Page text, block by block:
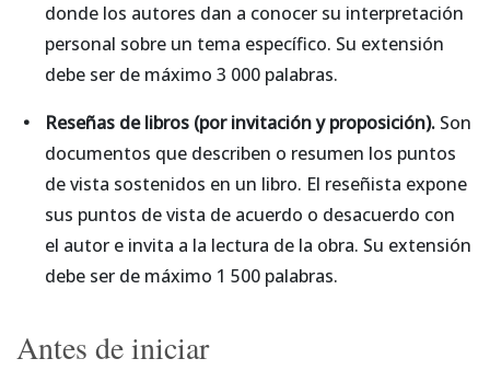
donde los autores dan a conocer su interpretación
personal sobre un tema específico. Su extensión
debe ser de máximo 3 000 palabras.
Reseñas de libros (por invitación y proposición). Son
documentos que describen o resumen los puntos
de vista sostenidos en un libro. El reseñista expone
sus puntos de vista de acuerdo o desacuerdo con
el autor e invita a la lectura de la obra. Su extensión
debe ser de máximo 1 500 palabras.
Antes de iniciar